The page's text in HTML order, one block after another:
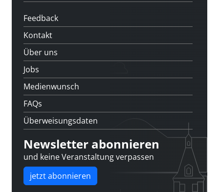
Feedback
Kontakt
Über uns
Jobs
Medienwunsch
FAQs
Überweisungsdaten
Newsletter abonnieren
und keine Veranstaltung verpassen
jetzt abonnieren